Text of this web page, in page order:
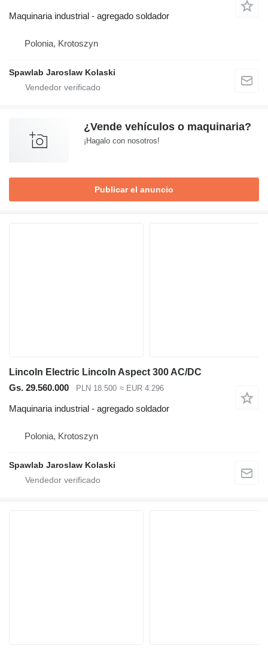
Maquinaria industrial - agregado soldador
Polonia, Krotoszyn
Spawlab Jaroslaw Kolaski
¿Vende vehículos o maquinaria?
¡Hagalo con nosotros!
Publicar el anuncio
Lincoln Electric Lincoln Aspect 300 AC/DC
Gs. 29.560.000
PLN 18.500 ≈ EUR 4.296
Maquinaria industrial - agregado soldador
Polonia, Krotoszyn
Spawlab Jaroslaw Kolaski